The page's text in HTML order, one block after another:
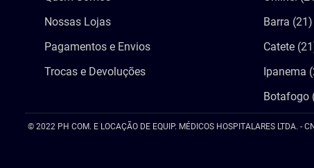
Nossas Lojas
Pagamentos e Envios
Trocas e Devoluções
Barra
Catete
Ipanema
Botafogo
© 2022 PH COM. E LOCAÇÃO DE EQUIP. MÉDICOS HOSPITALARES LTDA. -